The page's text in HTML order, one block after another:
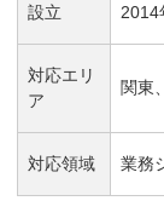
設立 2014
対応エリ
ア
関東
対応領域 業務